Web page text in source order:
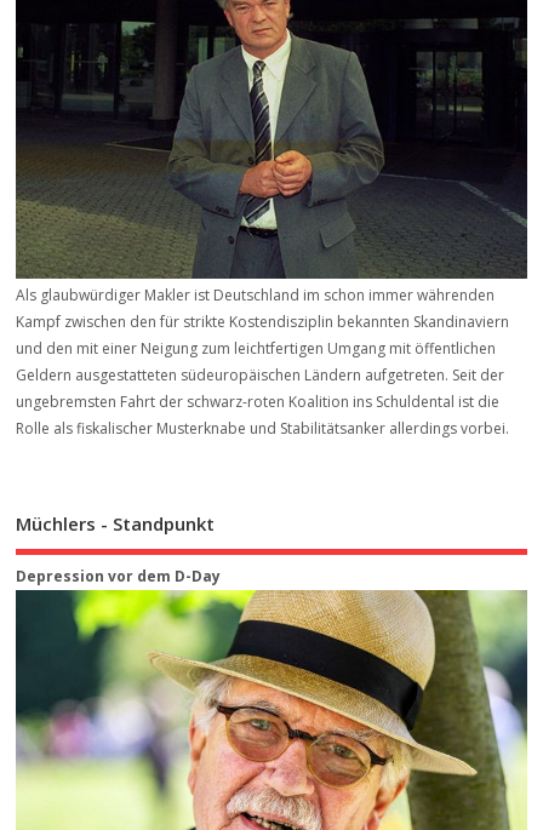
Als glaubwürdiger Makler ist Deutschland im schon immer währenden
Kampf zwischen den für strikte Kostendisziplin bekannten Skandinaviern
und den mit einer Neigung zum leichtfertigen Umgang mit öffentlichen
Geldern ausgestatteten südeuropäischen Ländern aufgetreten. Seit der
ungebremsten Fahrt der schwarz-roten Koalition ins Schuldental ist die
Rolle als fiskalischer Musterknabe und Stabilitätsanker allerdings vorbei.
Müchlers - Standpunkt
Depression vor dem D-Day